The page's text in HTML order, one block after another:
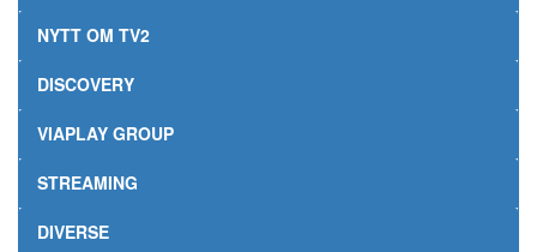
NYTT OM TV2
DISCOVERY
VIAPLAY GROUP
STREAMING
DIVERSE